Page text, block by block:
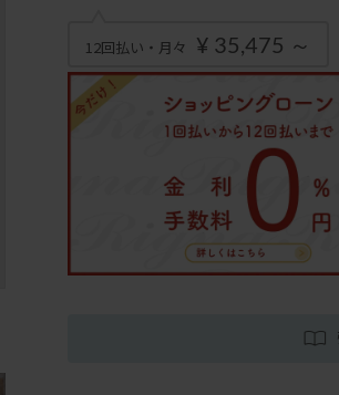
12回払い・月々 ¥ 35,475 ～